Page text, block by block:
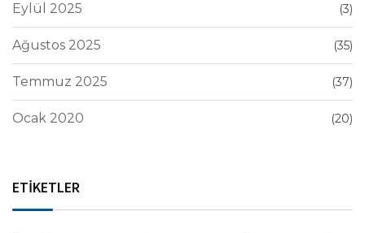
Eylül 2025 (3)
Ağustos 2025 (35)
Temmuz 2025 (37)
Ocak 2020 (20)
ETİKETLER